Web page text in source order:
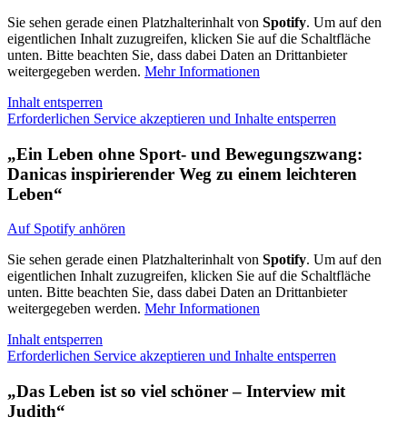
Sie sehen gerade einen Platzhalterinhalt von Spotify. Um auf den
eigentlichen Inhalt zuzugreifen, klicken Sie auf die Schaltfläche
unten. Bitte beachten Sie, dass dabei Daten an Drittanbieter
weitergegeben werden. Mehr Informationen
Inhalt entsperren
Erforderlichen Service akzeptieren und Inhalte entsperren
„Ein Leben ohne Sport- und Bewegungszwang:
Danicas inspirierender Weg zu einem leichteren
Leben“
Auf Spotify anhören
Sie sehen gerade einen Platzhalterinhalt von Spotify. Um auf den
eigentlichen Inhalt zuzugreifen, klicken Sie auf die Schaltfläche
unten. Bitte beachten Sie, dass dabei Daten an Drittanbieter
weitergegeben werden. Mehr Informationen
Inhalt entsperren
Erforderlichen Service akzeptieren und Inhalte entsperren
„Das Leben ist so viel schöner – Interview mit
Judith“